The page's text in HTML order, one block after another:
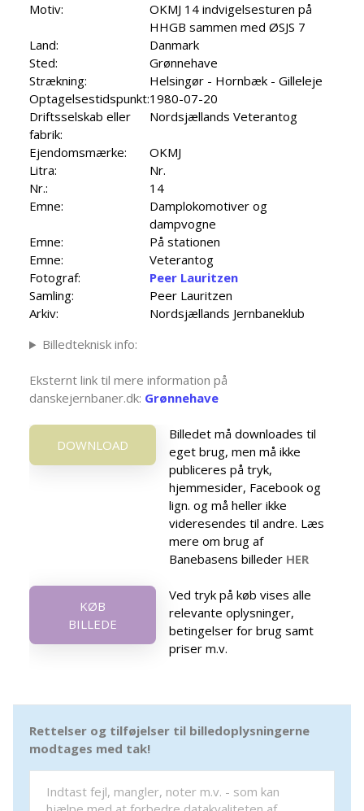
Motiv:
OKMJ 14 indvigelsesturen på
HHGB sammen med ØSJS 7
Land:
Danmark
Sted:
Grønnehave
Strækning:
Helsingør - Hornbæk - Gilleleje
Optagelsestidspunkt:1980-07-20
Driftsselskab eller
fabrik:
Nordsjællands Veterantog
Ejendomsmærke:
OKMJ
Litra:
Nr.
Nr.:
14
Emne:
Damplokomotiver og
dampvogne
Emne:
På stationen
Emne:
Veterantog
Fotograf:
Peer Lauritzen
Samling:
Peer Lauritzen
Arkiv:
Nordsjællands Jernbaneklub
Billedteknisk info:
Eksternt link til mere information på
danskejernbaner.dk: Grønnehave
DOWNLOAD
Billedet må downloades til
eget brug, men må ikke
publiceres på tryk,
hjemmesider, Facebook og
lign. og må heller ikke
videresendes til andre. Læs
mere om brug af
Banebasens billeder HER
KØB
BILLEDE
Ved tryk på køb vises alle
relevante oplysninger,
betingelser for brug samt
priser m.v.
Rettelser og tilføjelser til billedoplysningerne
modtages med tak!